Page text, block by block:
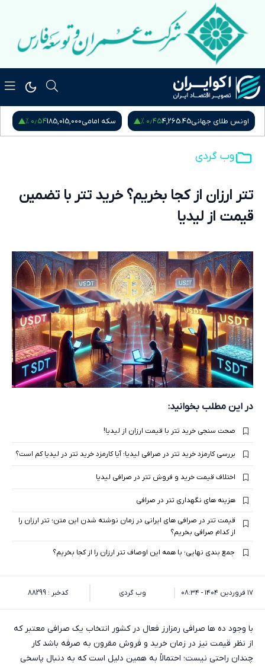
اونس طلای جهانی4,265.45۰٫۴۵ % سکه امامی185,015,000۰٫۵۴ %
وب گردی
تتر ارزان از کجا بخریم؟ خرید تتر با تضمین
قیمت از لیدیا
در این مطلب بخوانید:
صحت سنجی خرید تتر با قیمت ارزان از لیدیا!
بررسی کارمزد خرید تتر در صرافی لیدیا؛ آیا کارمزد خرید تتر در لیدیا کم است؟
اختلاف قیمت خرید و فروش تتر در صرافی لیدیا
هزینه های نگهداری تتر در صرافی
قیمت تتر در صرافی های ایرانی در زمان نوشته شدن این متن؛ تتر ارزان را
از کدام صرافی بخریم؟
جمع بندی نهایی؛ با همه این اوصاف تتر ارزان را از کجا بخریم؟
۱۷ فروردین ۱۴۰۴ - ۰۸:۳۴ وب گردی کدخبر : 88299
با وجود ده ها صرافی رمزارز فعال در کشور انتخاب یک صرافی معتبر که
از نظر قیمت نیز در زمان خرید و فروش مقرون به صرفه باشد کار
چندان راحتی نیست؛ احتمالاً به همین دلیل است که به دنبال پاسخی